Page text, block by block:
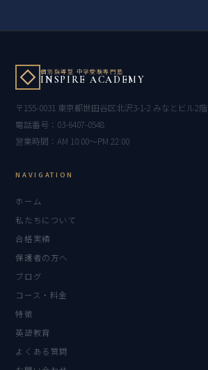
個別指導型 中学受験専門塾
INSPIRE ACADEMY
〒155-0031 東京都世田谷区北沢3-1-2 みなとビル2階
電話番号：03-6407-0548
営業時間：AM 10:00〜PM 22:00
NAVIGATION
ホーム
私たちについて
合格実績
保護者の方へ
ブログ
コース・料金
特徴
英語教育
よくある質問